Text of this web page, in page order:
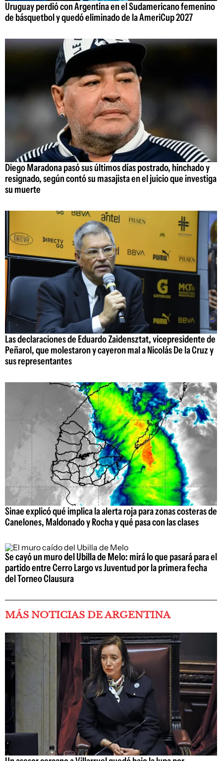
Uruguay perdió con Argentina en el Sudamericano femenino
de básquetbol y quedó eliminado de la AmeriCup 2027
Diego Maradona pasó sus últimos días postrado, hinchado y
resignado, según contó su masajista en el juicio que investiga
su muerte
Las declaraciones de Eduardo Zaidensztat, vicepresidente de
Peñarol, que molestaron y cayeron mal a Nicolás De la Cruz y
sus representantes
Sinae explicó qué implica la alerta roja para zonas costeras de
Canelones, Maldonado y Rocha y qué pasa con las clases
Se cayó un muro del Ubilla de Melo: mirá lo que pasará para el
partido entre Cerro Largo vs Juventud por la primera fecha
del Torneo Clausura
MÁS NOTICIAS DE ARGENTINA